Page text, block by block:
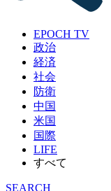
EPOCH TV
政治
経済
社会
防衛
中国
米国
国際
LIFE
すべて
SEARCH